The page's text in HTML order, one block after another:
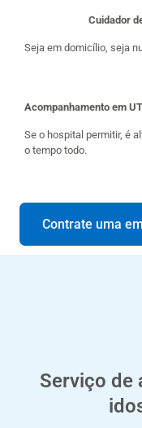
Cuidador
Seja em domicílio, seja
Acompanhamento em
Se o hospital permitir, é
o tempo todo.
Contrate uma
Serviço de